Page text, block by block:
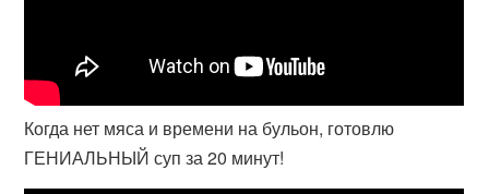
Когда нет мяса и времени на бульон, готовлю
ГЕНИАЛЬНЫЙ суп за 20 минут!